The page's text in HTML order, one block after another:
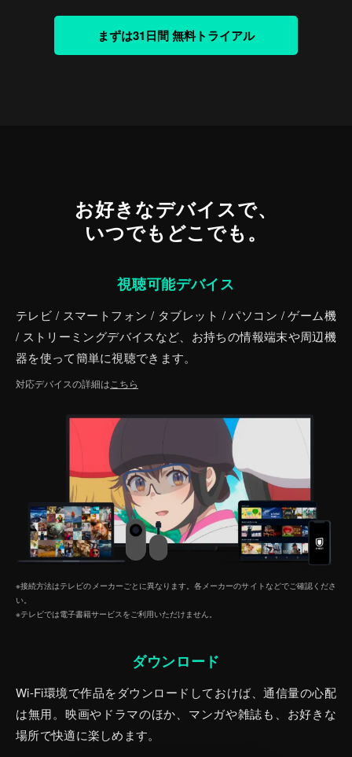
まずは31日間 無料トライアル
お好きなデバイスで、
いつでもどこでも。
視聴可能デバイス
テレビ / スマートフォン / タブレット / パソコン / ゲーム機
/ ストリーミングデバイスなど、お持ちの情報端末や周辺機
器を使って簡単に視聴できます。
対応デバイスの詳細は こちら
※接続方法はテレビのメーカーごとに異なります。各メーカーのサイトなどでご確認くださ
い。
※テレビでは電子書籍サービスをご利⽤いただけません。
ダウンロード
Wi-Fi環境で作品をダウンロードしておけば、通信量の心配
は無用。映画やドラマのほか、マンガや雑誌も、お好きな
場所で快適に楽しめます。